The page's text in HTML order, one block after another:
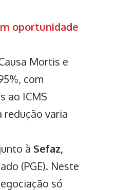
oportunidade
Mortis e
com
ao ICMS
redução varia
à Sefaz,
(PGE). Neste
só